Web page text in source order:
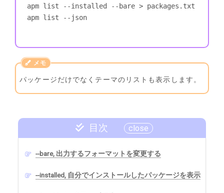
apm list --installed --bare > packages.txt
apm list --json
パッケージだけでなくテーマのリストも表示します。
目次
--bare, 出力するフォーマットを変更する
--installed, 自分でインストールしたパッケージを表示